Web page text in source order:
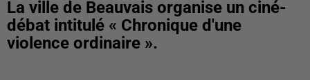
La ville de Beauvais organise un ciné-
débat intitulé « Chronique d'une
violence ordinaire ».